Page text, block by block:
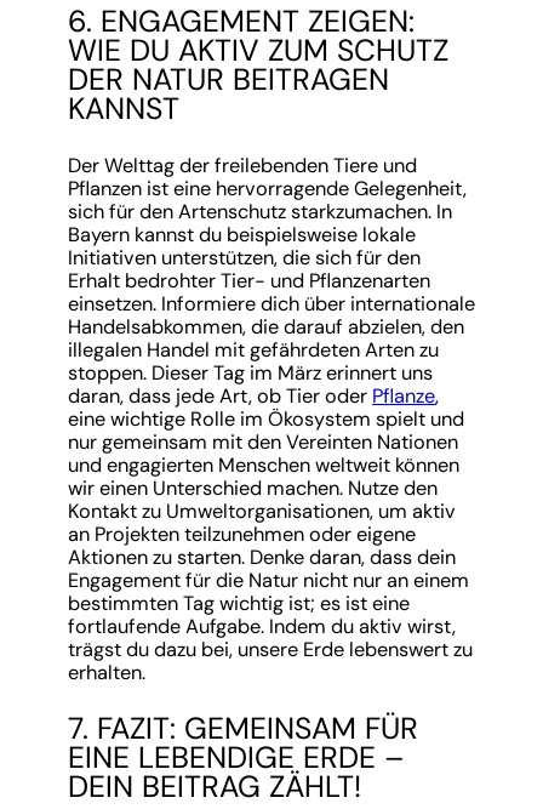
6. ENGAGEMENT ZEIGEN:
WIE DU AKTIV ZUM SCHUTZ
DER NATUR BEITRAGEN
KANNST
Der Welttag der freilebenden Tiere und
Pflanzen ist eine hervorragende Gelegenheit,
sich für den Artenschutz starkzumachen. In
Bayern kannst du beispielsweise lokale
Initiativen unterstützen, die sich für den
Erhalt bedrohter Tier- und Pflanzenarten
einsetzen. Informiere dich über internationale
Handelsabkommen, die darauf abzielen, den
illegalen Handel mit gefährdeten Arten zu
stoppen. Dieser Tag im März erinnert uns
daran, dass jede Art, ob Tier oder Pflanze,
eine wichtige Rolle im Ökosystem spielt und
nur gemeinsam mit den Vereinten Nationen
und engagierten Menschen weltweit können
wir einen Unterschied machen. Nutze den
Kontakt zu Umweltorganisationen, um aktiv
an Projekten teilzunehmen oder eigene
Aktionen zu starten. Denke daran, dass dein
Engagement für die Natur nicht nur an einem
bestimmten Tag wichtig ist; es ist eine
fortlaufende Aufgabe. Indem du aktiv wirst,
trägst du dazu bei, unsere Erde lebenswert zu
erhalten.
7. FAZIT: GEMEINSAM FÜR
EINE LEBENDIGE ERDE –
DEIN BEITRAG ZÄHLT!